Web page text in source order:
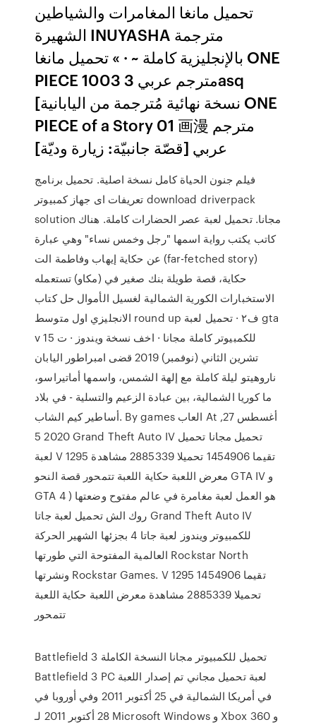
تحميل مانغا المغامرات والشياطين
الشهيرة INUYASHA مترجمة
بالإنجليزية كاملة ~ · » تحميل مانغا ️ONE
PIECE 1003 مترجم عربي 3asq
[نسخة نهائية مُترجمة من اليابانية ONE
PIECE of a Story 01 画漫 مترجم
عربي [قصّة جانبيّة: زيارة وديّة]
فيلم جنون الحياة كامل نسخة اصلية. تحميل برنامج
تعريفات اى جهاز كمبيوتر download driverpack
solution مجانا. تحميل لعبة عصر الحضارات كاملة. هناك
كاتب يكتب رواية اسمها "رجل وخمس نساء" وهي عبارة
عن حكاية إيهاب وفاطمة الت (far-fetched story)
حكاية، قصة طويلة بنك صغير في (مكاو) تستعمله
الاستخبارات الكورية الشمالية لغسيل الأموال حل كتاب
الانجليزي اول متوسط round up ف٢ · تحميل لعبة gta
v للكمبيوتر كاملة مجانا · اخف نسخة ويندوز · ت 15
تشرين الثاني (نوفمبر) 2019 قضى امبراطور اليابان
ناروهيتو ليلة كاملة مع إلهة الشمس، واسمها أماتيراسو،
ما كوريا الشمالية، بين عبادة الزعيم والتسلية - في بلاد
أساطير كيم الشاب. By games العاب At أغسطس 27,
2020 5 Grand Theft Auto IV تحميل مجانا تحميل
لعبة V 1295 تقيما 1454906 تحميلا 2885339 مشاهدة
معرض اللعبة حكاية اللعبة تتمحور قصة النحو GTA IV و
GTA 4 ) هو العمل لعبة مغامرة في عالم مفتوح وضعتها
روك الش تحميل لعبة جاتا Grand Theft Auto IV
للكمبيوتر ويندوز لعبة جاتا 4 بجزئها الشهير الحركة
العالمية المفتوحة التي طورتها Rockstar North
ونشرتها Rockstar Games. V 1295 تقيما 1454906
تحميلا 2885339 مشاهدة معرض اللعبة حكاية اللعبة
تتمحور
Battlefield 3 تحميل للكمبيوتر مجانا النسخة الكاملة
Battlefield 3 PC لعبة تحميل مجاني تم إصدار اللعبة
في أمريكا الشمالية في 25 أكتوبر 2011 وفي أوروبا في
28 أكتوبر 2011 لـ Microsoft Windows و Xbox 360 و